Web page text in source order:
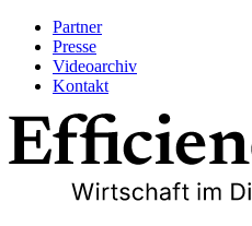
Partner
Presse
Videoarchiv
Kontakt